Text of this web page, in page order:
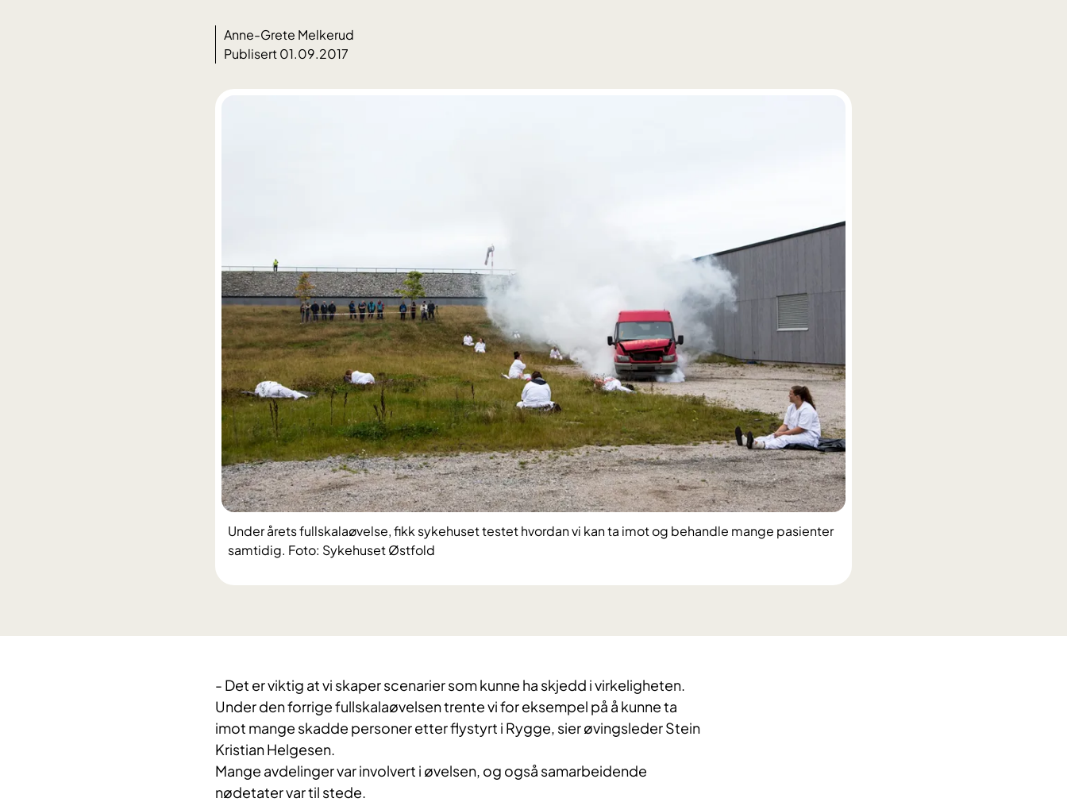
Anne-Grete Melkerud
Publisert 01.09.2017
Under årets fullskalaøvelse, fikk sykehuset testet hvordan vi kan ta imot og behandle mange pasienter
samtidig. Foto: Sykehuset Østfold
​- Det er viktig at vi skaper scenarier som kunne ha skjedd i virkeligheten.
Under den forrige fullskalaøvelsen trente vi for eksempel på å kunne ta
imot mange skadde personer etter flystyrt i Rygge, sier øvingsleder Stein
Kristian Helgesen.
Mange avdelinger var involvert i øvelsen, og også samarbeidende
nødetater var til stede.